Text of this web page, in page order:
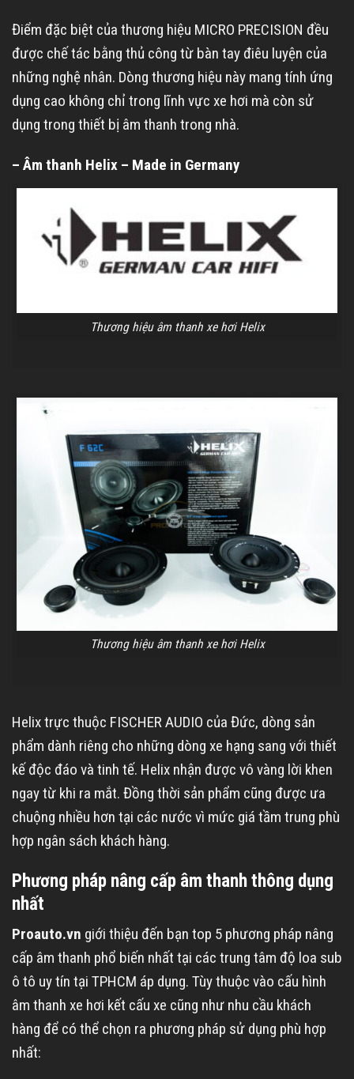
Điểm đặc biệt của thương hiệu MICRO PRECISION đều
được chế tác bằng thủ công từ bàn tay điêu luyện của
những nghệ nhân. Dòng thương hiệu này mang tính ứng
dụng cao không chỉ trong lĩnh vực xe hơi mà còn sử
dụng trong thiết bị âm thanh trong nhà.
– Âm thanh Helix – Made in Germany
Thương hiệu âm thanh xe hơi Helix
Thương hiệu âm thanh xe hơi Helix
Helix trực thuộc FISCHER AUDIO của Đức, dòng sản
phẩm dành riêng cho những dòng xe hạng sang với thiết
kế độc đáo và tinh tế. Helix nhận được vô vàng lời khen
ngay từ khi ra mắt. Đồng thời sản phẩm cũng được ưa
chuộng nhiều hơn tại các nước vì mức giá tầm trung phù
hợp ngân sách khách hàng.
Phương pháp nâng cấp âm thanh thông dụng
nhất
Proauto.vn giới thiệu đến bạn top 5 phương pháp nâng
cấp âm thanh phổ biến nhất tại các trung tâm độ loa sub
ô tô uy tín tại TPHCM áp dụng. Tùy thuộc vào cấu hình
âm thanh xe hơi kết cấu xe cũng như nhu cầu khách
hàng để có thể chọn ra phương pháp sử dụng phù hợp
nhất: